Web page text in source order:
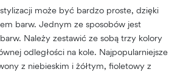
może być bardzo proste, dzięki
barw. Jednym ze sposobów jest
Należy zestawić ze sobą trzy kolory
odległości na kole. Najpopularniejsze
z niebieskim i żółtym, fioletowy z